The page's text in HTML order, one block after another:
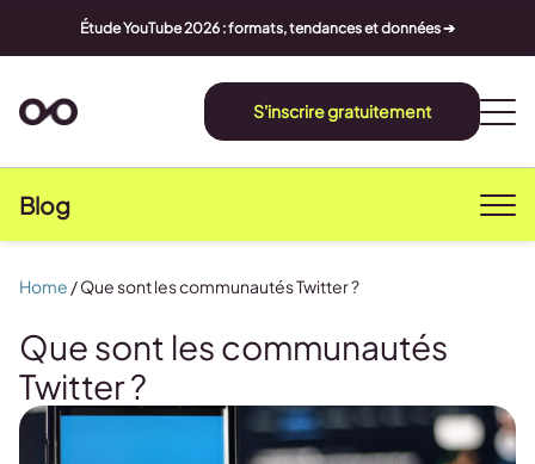
Étude YouTube 2026 : formats, tendances et données ➔
S'inscrire gratuitement
Blog
Que sont les communautés
Twitter ?
Home /Que sont les communautés Twitter ?